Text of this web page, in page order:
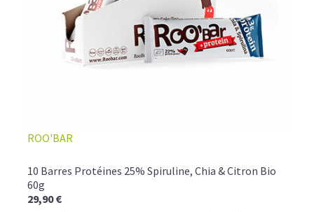
ROO'BAR
10 Barres Protéines 25% Spiruline, Chia & Citron Bio
60g
29,90 €